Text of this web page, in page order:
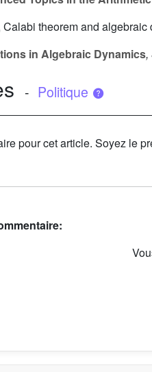
Calabi theorem and
in Algebraic Dynamics,
- Politique
pour cet article. Soyez le